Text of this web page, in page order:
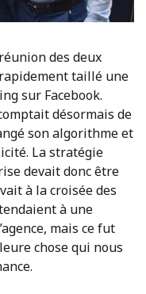
des deux
taillé une
sur Facebook.
désormais de
son algorithme et
La stratégie
devait donc être
à la croisée des
à une
mais ce fut
chose qui nous